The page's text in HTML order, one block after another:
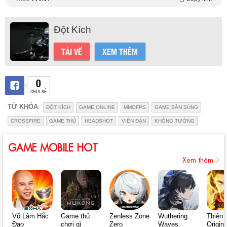
Đột Kích
TẢI VỀ XEM THÊM
0
CHIA SẺ
TỪ KHÓA ĐỘT KÍCH GAME ONLINE MMOFPS GAME BẮN SÚNG
CROSSFIRE GAME THỦ HEADSHOT VIÊN ĐẠN KHÔNG TƯỞNG
GAME MOBILE HOT
Xem thêm
Võ Lâm Hắc
Đạo
Game thủ
chơi gì
Zenless Zone
Zero
Wuthering
Waves
Thiên
Origin